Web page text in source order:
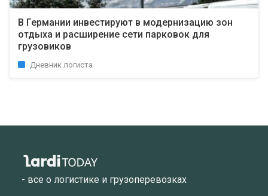
В Германии инвестируют в модернизацию зон
отдыха и расширение сети парковок для
грузовиков
Дневник логиста
- все о логистике и грузоперевозках